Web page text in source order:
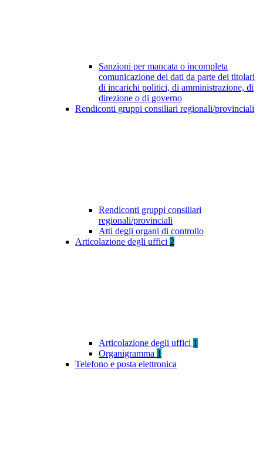
Sanzioni per mancata o incompleta
comunicazione dei dati da parte dei titolari
di incarichi politici, di amministrazione, di
direzione o di governo
Rendiconti gruppi consiliari regionali/provinciali
Rendiconti gruppi consiliari
regionali/provinciali
Atti degli organi di controllo
Articolazione degli uffici 2
Articolazione degli uffici 1
Organigramma 1
Telefono e posta elettronica